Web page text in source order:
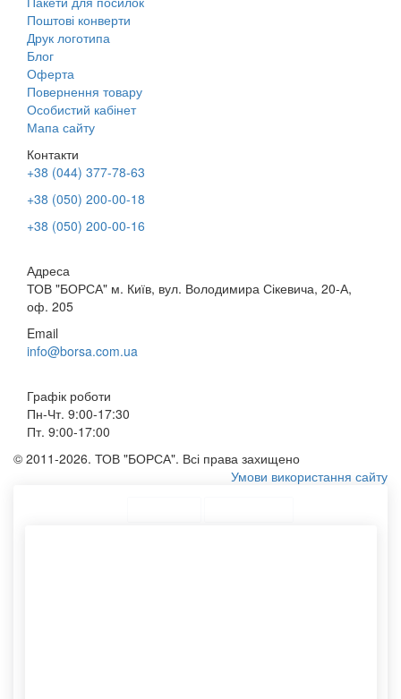
Поштові конверти
Друк логотипа
Блог
Оферта
Повернення товару
Особистий кабінет
Мапа сайту
Контакти
+38 (044) 377-78-63
+38 (050) 200-00-18
+38 (050) 200-00-16
Адреса
ТОВ "БОРСА" м. Київ, вул. Володимира Сікевича, 20-А,
оф. 205
Email
info@borsa.com.ua
Графік роботи
Пн-Чт. 9:00-17:30
Пт. 9:00-17:00
© 2011-2026. ТОВ "БОРСА". Всі права захищено
Умови використання сайту